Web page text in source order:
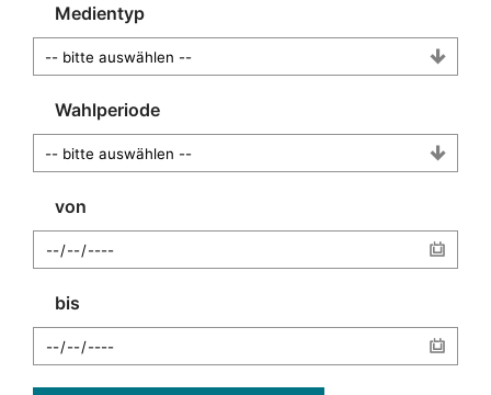
Medientyp
Wahlperiode
von
bis